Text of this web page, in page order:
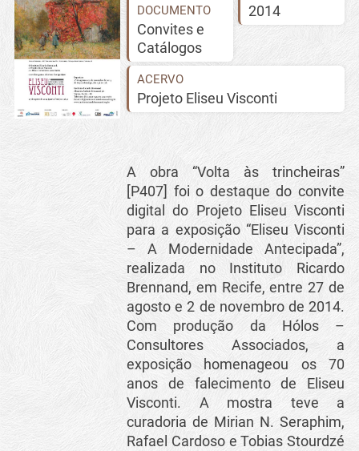
DOCUMENTO
Convites e
Catálogos
2014
ACERVO
Projeto Eliseu Visconti
A obra “Volta às trincheiras”
[P407] foi o destaque do convite
digital do Projeto Eliseu Visconti
para a exposição “Eliseu Visconti
– A Modernidade Antecipada”,
realizada no Instituto Ricardo
Brennand, em Recife, entre 27 de
agosto e 2 de novembro de 2014.
Com produção da Hólos –
Consultores Associados, a
exposição homenageou os 70
anos de falecimento de Eliseu
Visconti. A mostra teve a
curadoria de Mirian N. Seraphim,
Rafael Cardoso e Tobias Stourdzé